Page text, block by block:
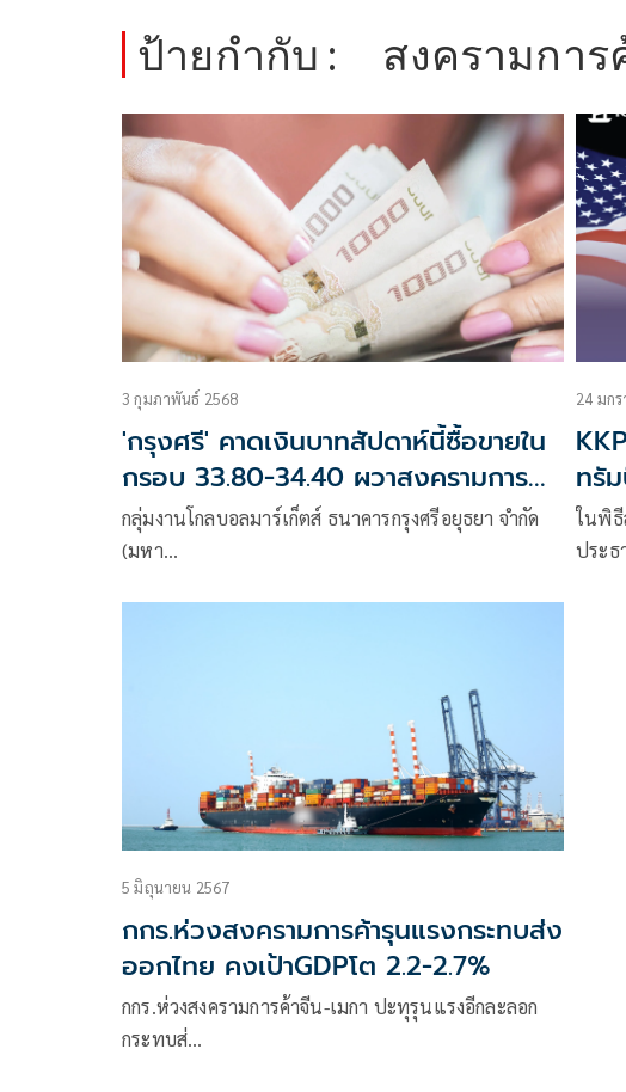
ป้ายกำกับ : สงครามการ
3 กุมภาพันธ์ 2568
'กรุงศรี' คาดเงินบาทสัปดาห์นี้ซื้อขายใน
กรอบ 33.80-34.40 ผวาสงครามการค้า
รอบใหม่
กลุ่มงานโกลบอลมาร์เก็ตส์ ธนาคารกรุงศรีอยุธยา จำกัด
(มหา…
24 มก
ทรั
กร
ในพิ
ประธ
5 มิถุนายน 2567
กกร.ห่วงสงครามการค้ารุนแรงกระทบส่ง
ออกไทย คงเป้าGDPโต 2.2-2.7%
กกร.ห่วงสงครามการค้าจีน-เมกา ปะทุรุนแรงอีกละลอก
กระทบส่…